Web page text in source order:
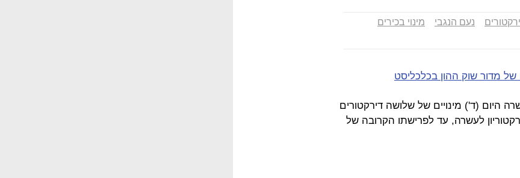
נעם הנגבי
מינוי בכירים
מדור שוק ההון בכלכליסט
היום (ד') מינויים של שלושה דירקטורים
לעשרה, עד לפרישתו הקרובה של